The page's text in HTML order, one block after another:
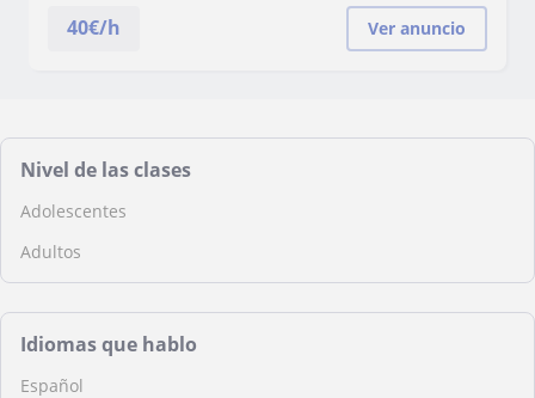
ada
40€/h Ver anuncio
Nivel de las clases
Adolescentes
Adultos
Idiomas que hablo
Español